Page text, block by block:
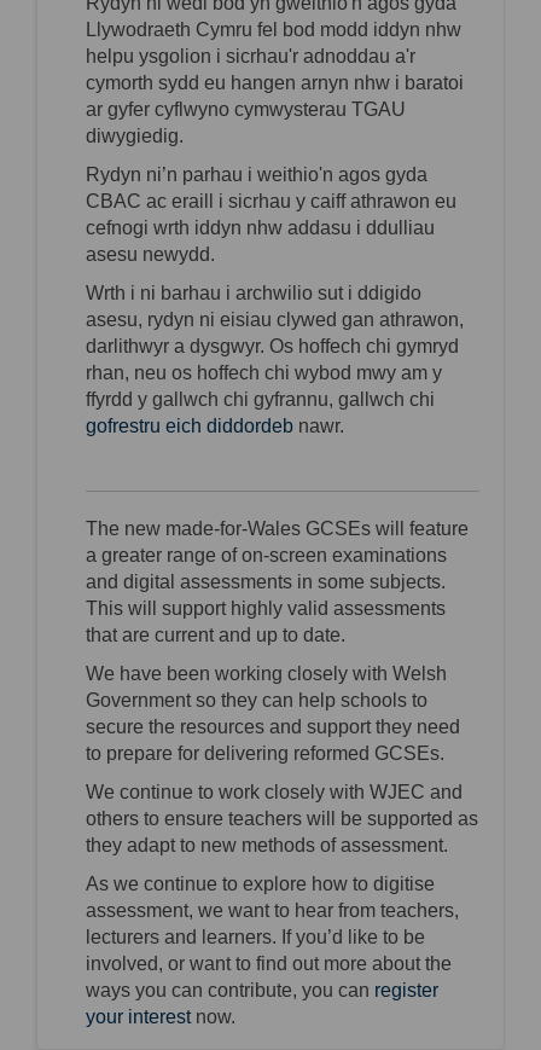
Llywodraeth Cymru fel
bod modd iddyn nhw
helpu ysgolion i sicrhau'r adnoddau a'r
cymorth sydd eu hangen arnyn nhw i baratoi
ar gyfer cyflwyno cymwysterau TGAU
diwygiedig.
Rydyn ni’n parhau i weithio'n agos gyda
CBAC ac eraill i sicrhau y caiff athrawon eu
cefnogi wrth iddyn nhw addasu i ddulliau
asesu newydd.
Wrth i ni barhau i archwilio sut i ddigido
asesu, rydyn ni eisiau clywed gan athrawon,
darlithwyr a dysgwyr. Os hoffech chi gymryd
rhan, neu os hoffech chi wybod mwy am y
ffyrdd y gallwch chi gyfrannu, gallwch chi
gofrestru eich diddordeb nawr.
The new made-for-Wales GCSEs will feature
a greater range of on-screen examinations
and digital assessments in some subjects.
This will support highly valid assessments
that are current and up to date.
We have been working closely with Welsh
Government so they can help schools to
secure the resources and support they need
to prepare for delivering reformed GCSEs.
We continue to work closely with WJEC and
others to ensure teachers will be supported as
they adapt to new methods of assessment.
As we continue to explore how to digitise
assessment, we want to hear from teachers,
lecturers and learners. Ifyou’d
like to be
involved, or want to find out more about the
ways you can contribute, you can register
your interestnow.